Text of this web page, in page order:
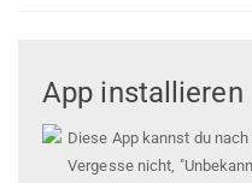
App installieren
Diese App kannst du
Vergesse nicht,